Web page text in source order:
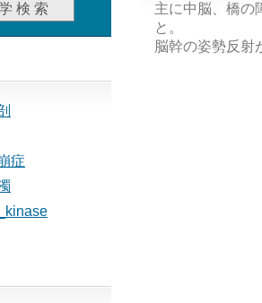
主に中脳、橋の
と。
脳幹の姿勢反射
症